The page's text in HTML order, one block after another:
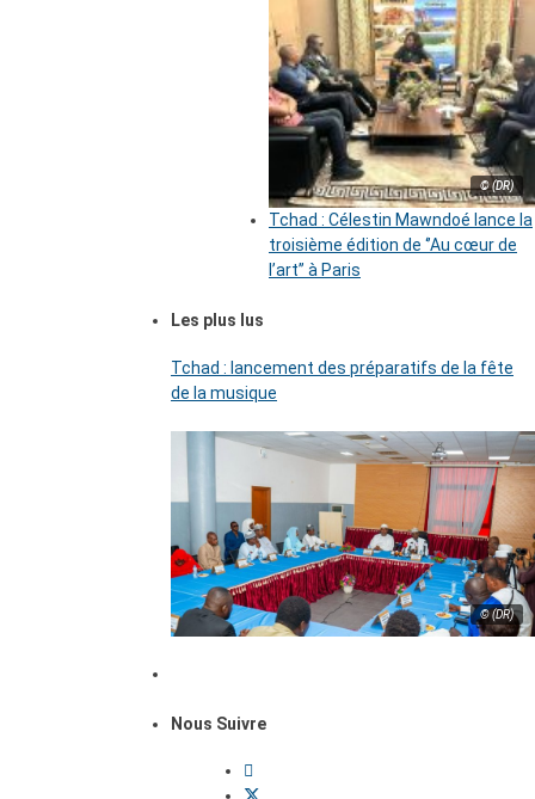
© (DR)
Tchad : Célestin Mawndoé lance la
troisième édition de ‘’Au cœur de
l’art’’ à Paris
Les plus lus
Tchad : lancement des préparatifs de la fête
de la musique
© (DR)
Nous Suivre